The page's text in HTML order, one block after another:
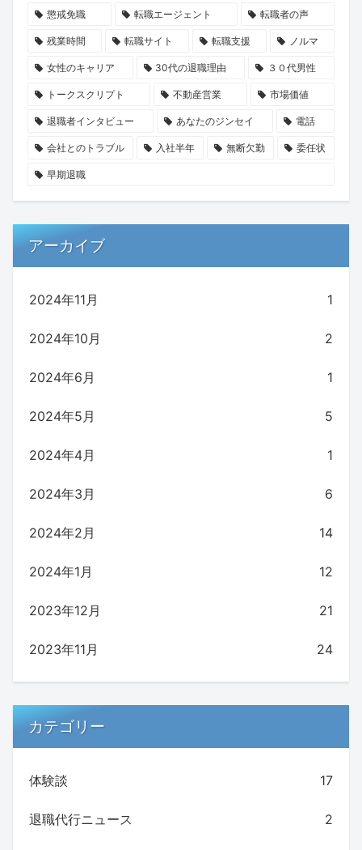
懲戒免職 転職エージェント 転職者の声
残業時間 転職サイト 転職支援 ノルマ
女性のキャリア 30代の退職理由 ３０代男性
トークスクリプト 不動産営業 市場価値
退職者インタビュー あなたのジンセイ 電話
会社とのトラブル 入社半年 無断欠勤 委任状
早期退職
アーカイブ
2024年11月 1
2024年10月 2
2024年6月 1
2024年5月 5
2024年4月 1
2024年3月 6
2024年2月 14
2024年1月 12
2023年12月 21
2023年11月 24
カテゴリー
体験談 17
退職代行ニュース 2